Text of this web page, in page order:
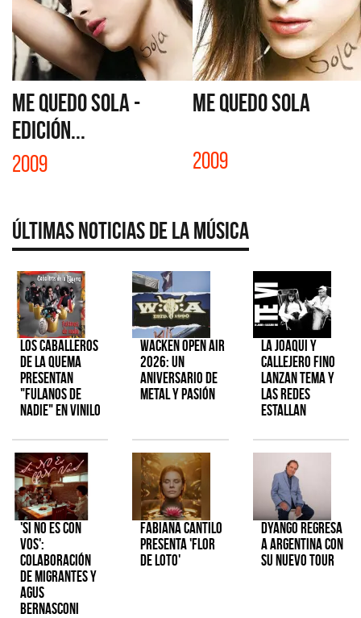
ME QUEDO SOLA -
EDICIÓN...
2009
ME QUEDO SOLA
2009
Últimas Noticias de la Música
Los Caballeros
de la Quema
presentan
"Fulanos de
Nadie" en vinilo
Wacken Open Air
2026: Un
aniversario de
metal y pasión
La Joaqui y
Callejero Fino
lanzan tema y
las redes
estallan
'Si No Es Con
Vos':
colaboración
de Migrantes y
Agus
Bernasconi
Fabiana Cantilo
presenta 'Flor
de Loto'
Dyango regresa
a Argentina con
su nuevo tour